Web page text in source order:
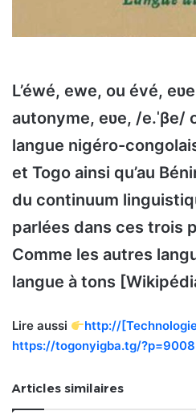
L’éwé, ewe, ou évé,
autonyme, eʋe, /e.ˈβe/
langue nigéro-
et Togo ainsi qu’au
du continuum
parlées dans ces trois
Comme les autres
langue à tons
Lire aussi
http://
https://togonyigba.tg/?p=9008
Articles similaires